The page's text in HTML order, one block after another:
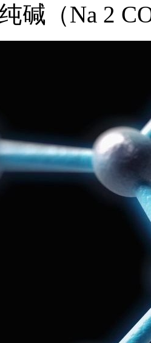
碱（Na 2